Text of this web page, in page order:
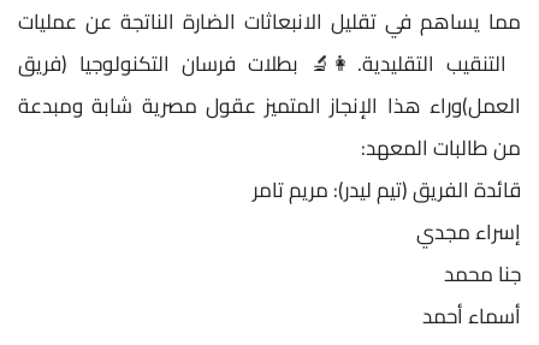
مما يساهم في تقليل الانبعاثات الضارة الناتجة عن عمليات
التنقيب التقليدية.👩‍🔬 بطلات فرسان التكنولوجيا (فريق
العمل)وراء هذا الإنجاز المتميز عقول مصرية شابة ومبدعة
من طالبات المعهد:
قائدة الفريق (تيم ليدر): مريم تامر
إسراء مجدي
جنا محمد
أسماء أحمد